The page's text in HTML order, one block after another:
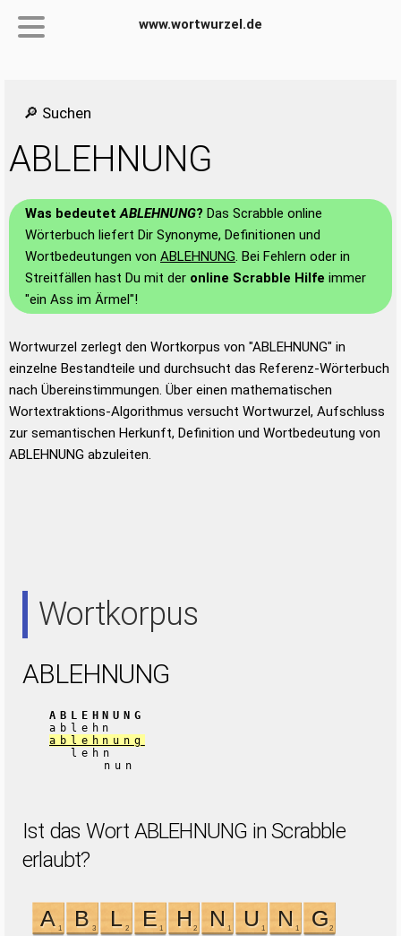
www.wortwurzel.de
🔎 Suchen
ABLEHNUNG
Was bedeutetABLEHNUNG? Das Scrabble online
Wörterbuch liefert Dir Synonyme, Definitionen und
Wortbedeutungen von ABLEHNUNG. Bei Fehlern oder in
Streitfällen hast Du mit der online Scrabble Hilfe immer
"ein Ass im Ärmel"!
Wortwurzel zerlegt den Wortkorpus von "ABLEHNUNG" in
einzelne Bestandteile und durchsucht das Referenz-Wörterbuch
nach Übereinstimmungen. Über einen mathematischen
Wortextraktions-Algorithmus versucht Wortwurzel, Aufschluss
zur semantischen Herkunft, Definition und Wortbedeutung von
ABLEHNUNG abzuleiten.
Wortkorpus
ABLEHNUNG
ABLEHNUNG
ablehn
ablehnung
lehn
nun
Ist das Wort ABLEHNUNG in Scrabble
erlaubt?